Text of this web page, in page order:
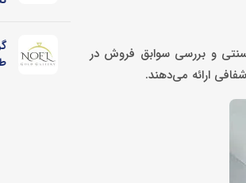
سنتی و بررسی سوابق فروش در